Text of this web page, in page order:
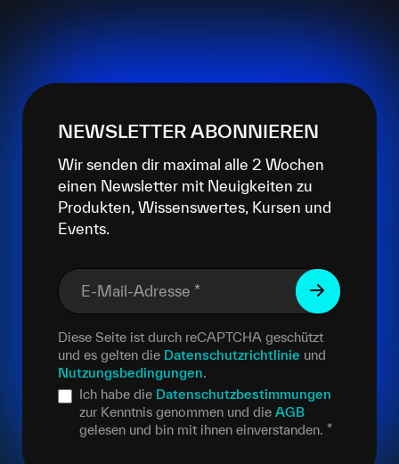
NEWSLETTER ABONNIEREN
Wir senden dir maximal alle 2 Wochen
einen Newsletter mit Neuigkeiten zu
Produkten, Wissenswertes, Kursen und
Events.
E-Mail-Adresse *
Diese Seite ist durch reCAPTCHA geschützt
und es gelten die Datenschutzrichtlinie und
Nutzungsbedingungen.
Ich habe die Datenschutzbestimmungen
zur Kenntnis genommen und die AGB
gelesen und bin mit ihnen einverstanden. *